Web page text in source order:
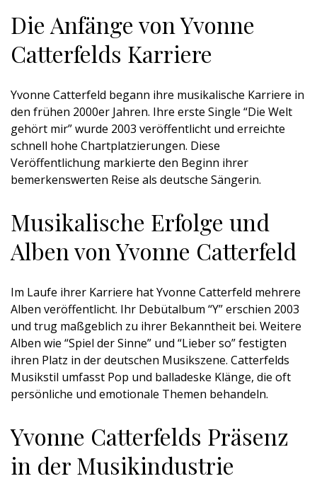
Die Anfänge von Yvonne
Catterfelds Karriere
Yvonne Catterfeld begann ihre musikalische Karriere in
den frühen 2000er Jahren. Ihre erste Single “Die Welt
gehört mir” wurde 2003 veröffentlicht und erreichte
schnell hohe Chartplatzierungen. Diese
Veröffentlichung markierte den Beginn ihrer
bemerkenswerten Reise als deutsche Sängerin.
Musikalische Erfolge und
Alben von Yvonne Catterfeld
Im Laufe ihrer Karriere hat Yvonne Catterfeld mehrere
Alben veröffentlicht. Ihr Debütalbum “Y” erschien 2003
und trug maßgeblich zu ihrer Bekanntheit bei. Weitere
Alben wie “Spiel der Sinne” und “Lieber so” festigten
ihren Platz in der deutschen Musikszene. Catterfelds
Musikstil umfasst Pop und balladeske Klänge, die oft
persönliche und emotionale Themen behandeln.
Yvonne Catterfelds Präsenz
in der Musikindustrie